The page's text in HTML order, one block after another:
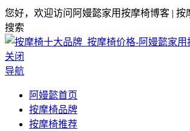
您好，欢迎访问阿嫚懿家用按摩椅博客 | 按
搜索
关闭
导航
阿嫚懿首页
按摩椅品牌
按摩椅推荐